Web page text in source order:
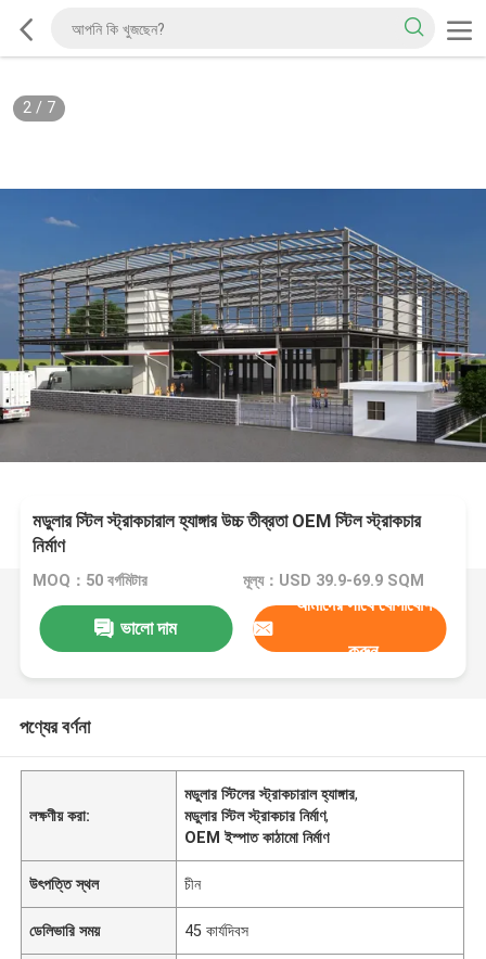
2/ 7
মডুলার স্টিল স্ট্রাকচারাল হ্যাঙ্গার উচ্চ তীব্রতা OEM স্টিল স্ট্রাকচার
নির্মাণ
MOQ：50 বর্গমিটার মূল্য：USD 39.9-69.9 SQM
ভালো দাম
আমাদের সাথে যোগাযোগ
করুন
পণ্যের বর্ণনা
লক্ষণীয় করা:
মডুলার স্টিলের স্ট্রাকচারাল হ্যাঙ্গার,
মডুলার স্টিল স্ট্রাকচার নির্মাণ,
OEM ইস্পাত কাঠামো নির্মাণ
উৎপত্তি স্থল চীন
ডেলিভারি সময় 45 কার্যদিবস